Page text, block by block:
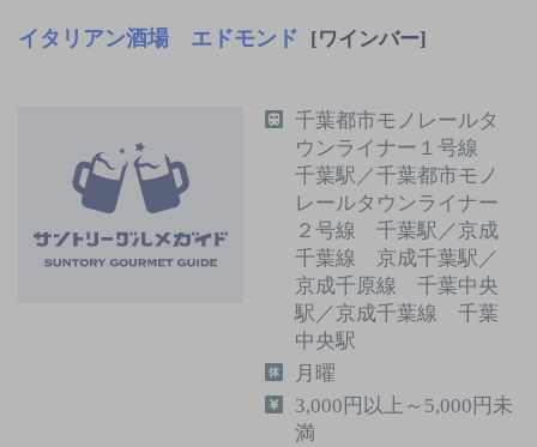
イタリアン酒場 エドモンド [ワインバー]
千葉都市モノレールタ
ウンライナー１号線
千葉駅／千葉都市モノ
レールタウンライナー
２号線 千葉駅／京成
千葉線 京成千葉駅／
京成千原線 千葉中央
駅／京成千葉線 千葉
中央駅
月曜
3,000円以上～5,000円未
満